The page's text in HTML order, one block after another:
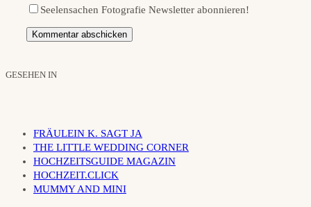
Seelensachen Fotografie Newsletter abonnieren!
GESEHEN IN
FRÄULEIN K. SAGT JA
THE LITTLE WEDDING CORNER
HOCHZEITSGUIDE MAGAZIN
HOCHZEIT.CLICK
MUMMY AND MINI